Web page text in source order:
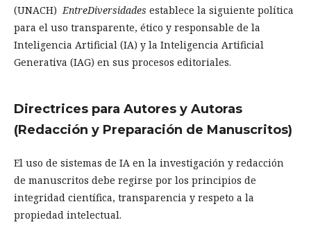
(UNACH)EntreDiversidades establece la siguiente política
para el uso transparente, ético y responsable de la
Inteligencia Artificial (IA) y la Inteligencia Artificial
Generativa (IAG) en sus procesos editoriales.
Directrices para Autores y Autoras
(Redacción y Preparación de Manuscritos)
El uso de sistemas de IA en la investigación y redacción
de manuscritos debe regirse por los principios de
integridad científica, transparencia y respeto a la
propiedad intelectual.